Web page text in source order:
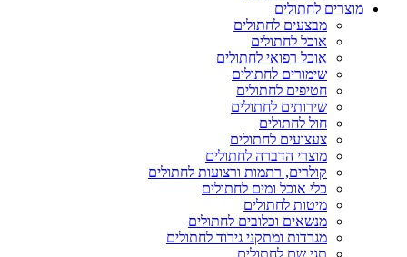
מוצרים לחתולים
מבצעים לחתולים
אוכל לחתולים
אוכל רפואי לחתולים
שימורים לחתולים
חטיפים לחתולים
שירותים לחתולים
חול לחתולים
צעצועים לחתולים
מוצרי הדברה לחתולים
קולרים, רתמות ורצועות לחתולים
כלי אוכל ומים לחתולים
מיטות לחתולים
מנשאים וכלובים לחתולים
מגרדות ומתקני גירוד לחתולים